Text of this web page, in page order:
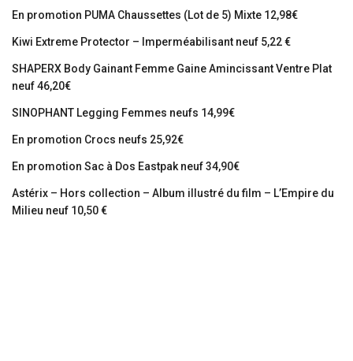
En promotion PUMA Chaussettes (Lot de 5) Mixte 12,98€
Kiwi Extreme Protector – Imperméabilisant neuf 5,22 €
SHAPERX Body Gainant Femme Gaine Amincissant Ventre Plat
neuf 46,20€
SINOPHANT Legging Femmes neufs 14,99€
En promotion Crocs neufs 25,92€
En promotion Sac à Dos Eastpak neuf 34,90€
Astérix – Hors collection – Album illustré du film – L’Empire du
Milieu neuf 10,50 €